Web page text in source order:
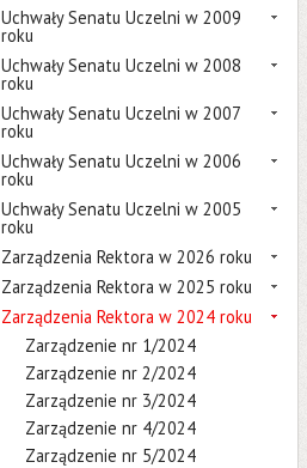
Uchwały Senatu Uczelni w 2009
roku
Uchwały Senatu Uczelni w 2008
roku
Uchwały Senatu Uczelni w 2007
roku
Uchwały Senatu Uczelni w 2006
roku
Uchwały Senatu Uczelni w 2005
roku
Zarządzenia Rektora w 2026 roku
Zarządzenia Rektora w 2025 roku
Zarządzenia Rektora w 2024 roku
Zarządzenie nr 1/2024
Zarządzenie nr 2/2024
Zarządzenie nr 3/2024
Zarządzenie nr 4/2024
Zarządzenie nr 5/2024